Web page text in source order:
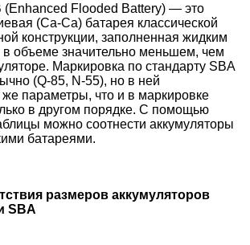
(Enhanced Flooded Battery) — это
(Ca-Ca) батарея классической
конструкции, заполненная жидким
в объеме значительно меньшем, чем
Маркировка по стандарту SBA
(Q-85, N-55), но в ней
параметры, что и в маркировке
в другом порядке. С помощью
можно соотнести аккумуляторы
батареями.
размеров аккумуляторов
SBA